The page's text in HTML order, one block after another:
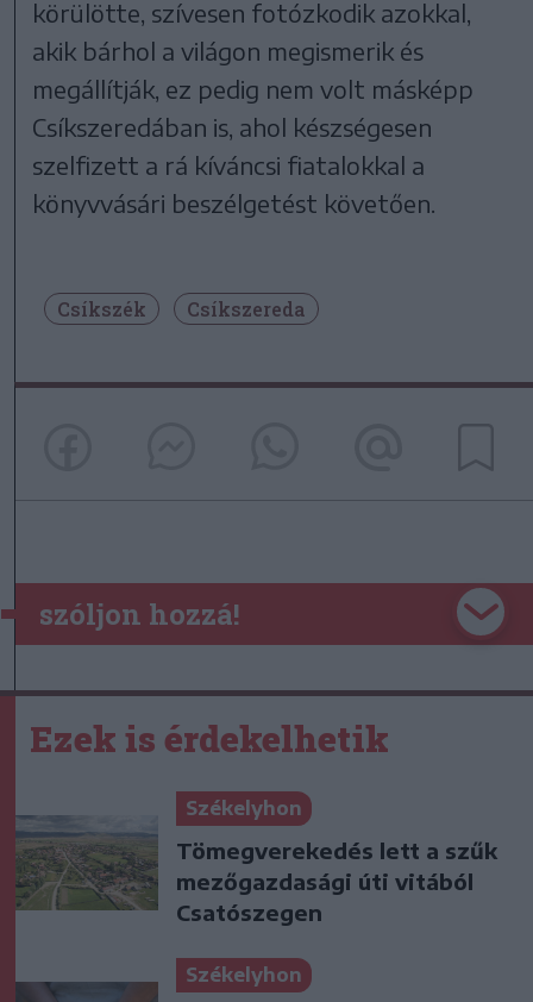
körülötte, szívesen fotózkodik azokkal,
akik bárhol a világon megismerik és
megállítják, ez pedig nem volt másképp
Csíkszeredában is, ahol készségesen
szelfizett a rá kíváncsi fiatalokkal a
könyvvásári beszélgetést követően.
Csíkszék Csíkszereda
szóljon hozzá!
Ezek is érdekelhetik
Székelyhon
Tömegverekedés lett a szűk
mezőgazdasági úti vitából
Csatószegen
Székelyhon